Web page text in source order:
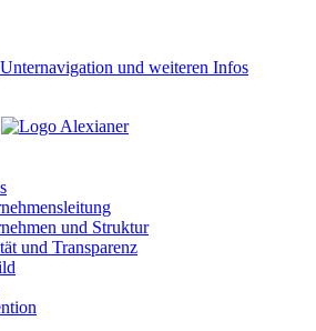
und weiteren Infos
und Struktur
und Transparenz